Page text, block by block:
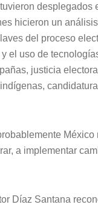
desplegados
hicieron un
del proceso
el uso de
justicia
México
a implementar
Díaz Santana